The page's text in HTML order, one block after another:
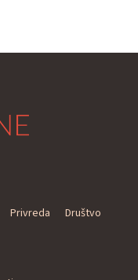
Privreda
Društvo